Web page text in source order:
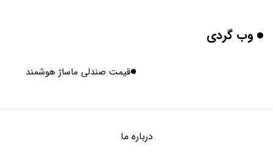
وب گردی
قیمت صندلی ماساژ هوشمند
درباره ما